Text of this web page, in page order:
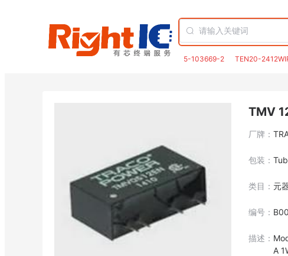
5-103669-2 TEN20-
TMV
厂牌：
包装：
类目： 元
编号：
描述：
A